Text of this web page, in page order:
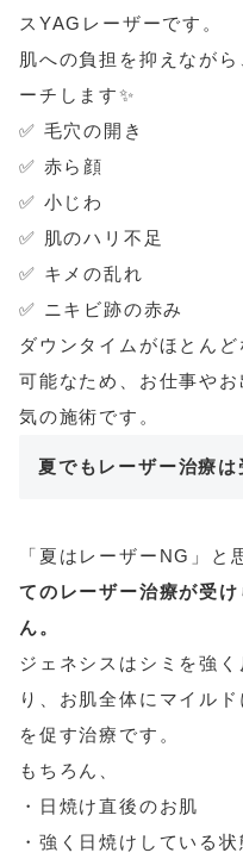
スYAGレーザーです。
肌への負担を抑えなが
ーチします✨
✅ 毛穴の開き
✅ 赤ら顔
✅ 小じわ
✅ 肌のハリ不足
✅ キメの乱れ
✅ ニキビ跡の赤み
ダウンタイムがほとん
可能なため、お仕事や
気の施術です。
夏でもレーザー治療は
「夏はレーザーNG」
てのレーザー治療が受
ん。
ジェネシスはシミを強
り、お肌全体にマイル
を促す治療です。
もちろん、
・日焼け直後のお肌
・強く日焼けしている状